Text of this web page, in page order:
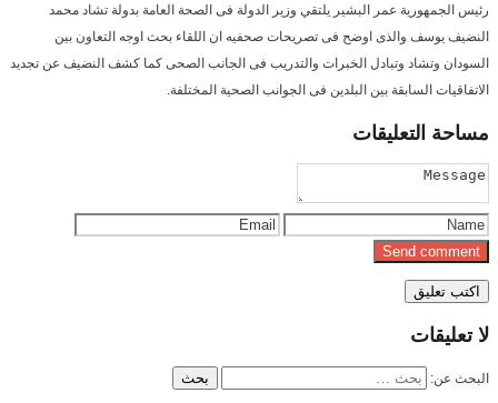
رئيس الجمهورية عمر البشير يلتقي وزير الدولة فى الصحة العامة بدولة تشاد محمد
النضيف يوسف والذى اوضح فى تصريحات صحفيه ان اللقاء بحث اوجه التعاون بين
السودان وتشاد وتبادل الخبرات والتدريب فى الجانب الصحى كما كشف النضيف عن تجديد
الاتفاقيات السابقة بين البلدين فى الجوانب الصحية المختلفة.
مساحة التعليقات
لاتعليقات
البحث عن: